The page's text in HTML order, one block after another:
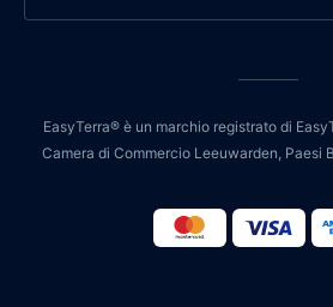
EasyTerra® è un marchio registrato di
Camera di Commercio Leeuwarden, Paesi